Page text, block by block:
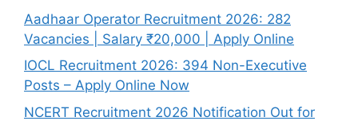
Aadhaar Operator Recruitment 2026: 282
Vacancies | Salary ₹20,000 | Apply Online
IOCL Recruitment 2026: 394 Non-Executive
Posts – Apply Online Now
NCERT Recruitment 2026 Notification Out for